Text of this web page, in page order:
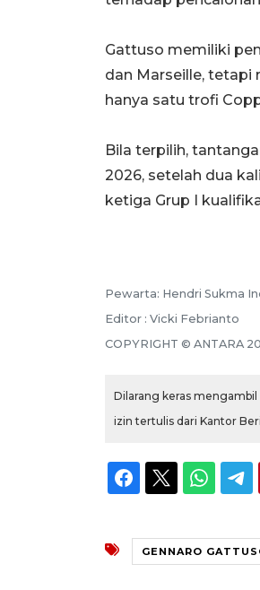
Gattuso memiliki
dan Marseille, tetapi
hanya satu trofi
Bila terpilih,
2026, setelah dua
ketiga Grup I
Pewarta: Hendri Sukma
Editor : Vicki Febrianto
COPYRIGHT © ANTARA
Dilarang keras
izin tertulis dari Kantor
GENNARO